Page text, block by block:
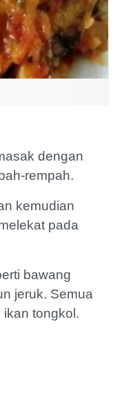
dengan
rempah.
kemudian
pada
bawang
jeruk. Semua
tongkol.